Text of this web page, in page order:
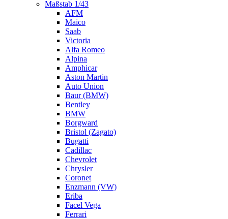
Maßstab 1/43
AFM
Maico
Saab
Victoria
Alfa Romeo
Alpina
Amphicar
Aston Martin
Auto Union
Baur (BMW)
Bentley
BMW
Borgward
Bristol (Zagato)
Bugatti
Cadillac
Chevrolet
Chrysler
Coronet
Enzmann (VW)
Eriba
Facel Vega
Ferrari